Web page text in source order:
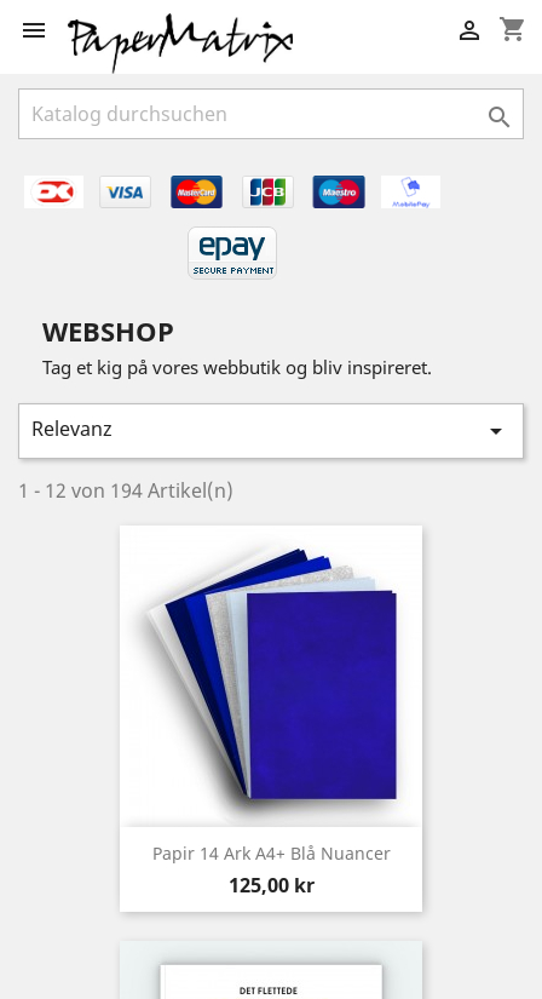
 shopping_cart


WEBSHOP
Tag et kig på vores webbutik og bliv inspireret.
Relevanz 
1 - 12 von 194 Artikel(n)
Papir 14 Ark A4+ Blå Nuancer
Preis
125,00 kr